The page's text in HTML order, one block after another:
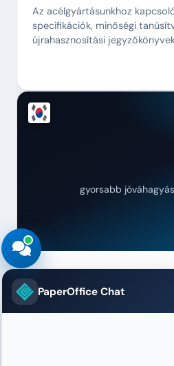
Az acélgyártásunkhoz
specifikációk, minőségi
újrahasznosítási
gyorsabb
IL Kwang Label Co., Ltd.
A szabályozási
gyógyszerészeti és kozmetikai
PaperOffice Chat